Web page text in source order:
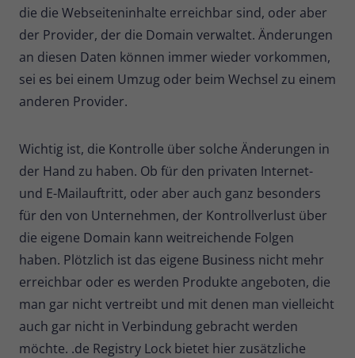
die die Webseiteninhalte erreichbar sind, oder aber
der Provider, der die Domain verwaltet. Änderungen
an diesen Daten können immer wieder vorkommen,
sei es bei einem Umzug oder beim Wechsel zu einem
anderen Provider.
Wichtig ist, die Kontrolle über solche Änderungen in
der Hand zu haben. Ob für den privaten Internet-
und E-Mailauftritt, oder aber auch ganz besonders
für den von Unternehmen, der Kontrollverlust über
die eigene Domain kann weitreichende Folgen
haben. Plötzlich ist das eigene Business nicht mehr
erreichbar oder es werden Produkte angeboten, die
man gar nicht vertreibt und mit denen man vielleicht
auch gar nicht in Verbindung gebracht werden
möchte. .de Registry Lock bietet hier zusätzliche
Anbieter Matomo
Laufzeit 30 Minuten
Zweck
Kurzlebige Cookies, die zur
vorübergehenden Speicherung von